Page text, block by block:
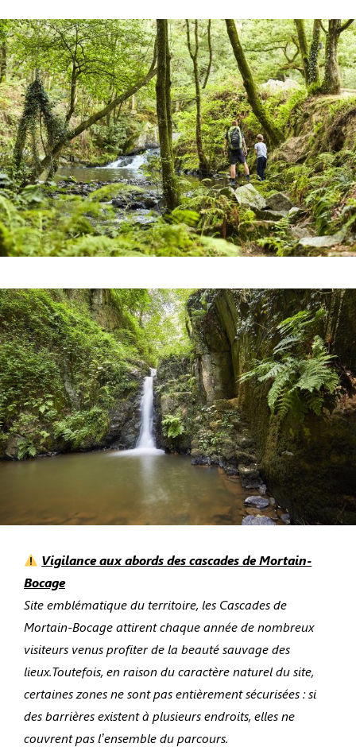
Vigilance aux abords des cascades de Mortain-
Bocage
Site emblématique du territoire, les Cascades de
Mortain-Bocage attirent chaque année de nombreux
visiteurs venus profiter de la beauté sauvage des
lieux.Toutefois, en raison du caractère naturel du site,
certaines zones ne sont pas entièrement sécurisées : si
des barrières existent à plusieurs endroits, elles ne
couvrent pas l’ensemble du parcours.